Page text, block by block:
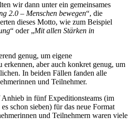
wir dann unter ein gemeinsames
2.0 – Menschen bewegen“, die
dieses Motto, wie zum Beispiel
“ oder „Mit allen Stärken in
genug, um eigene
erkennen, aber auch konkret genug, um
In beiden Fällen fanden alle
und Teilnehmer.
in fünf Expeditionsteams (im
schon sieben) für das neue Format
und Teilnehmern waren viele